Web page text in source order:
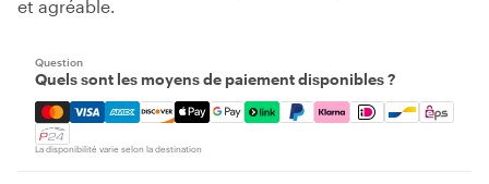
et agréable.
Question
Quels sont les moyens de paiement disponibles ?
Mastercard, Visa, Amex, Discover, Apple Pay, Google
La disponibilité varie selon la destination